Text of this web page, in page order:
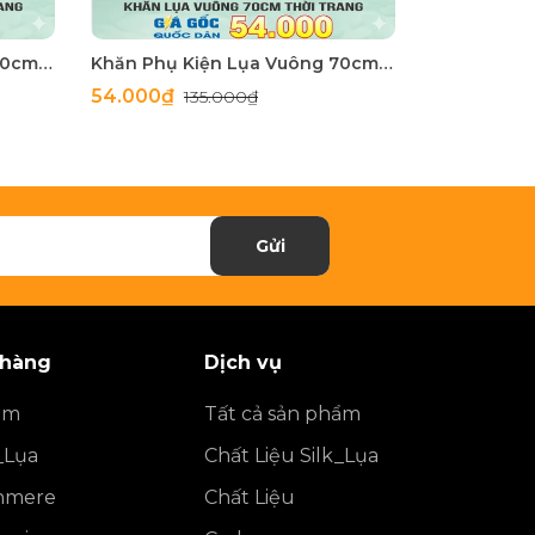
Khăn Phụ Kiện Lụa Vuông 70cm - Thế Giới Khăn Đẹp C1062_2 Khăn Phụ Kiện Lụa Vuông 70cm - Thế Giới Khăn Đẹp C1062_1
54.000₫135.000₫
Gửi
Dịch vụ
Tất cả sản phẩm
Chất Liệu Silk_Lụa
Chất Liệu